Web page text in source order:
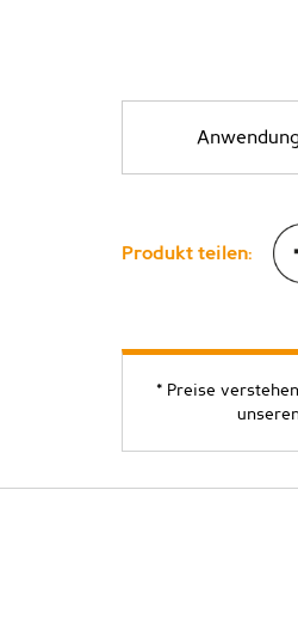
Produkt teilen:
* Preise